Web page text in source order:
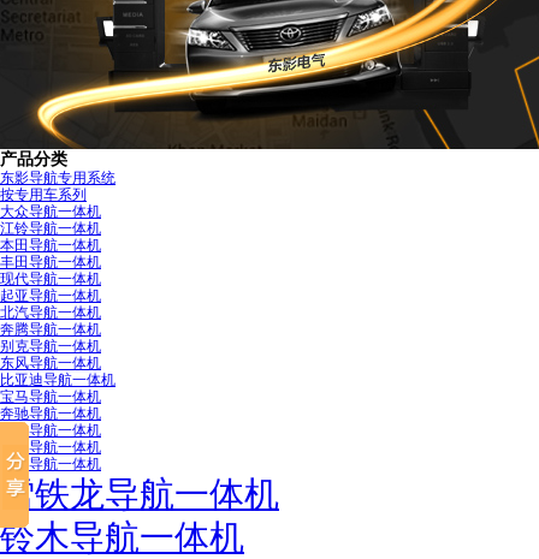
产品分类
东影导航专用系统
按专用车系列
大众导航一体机
江铃导航一体机
本田导航一体机
丰田导航一体机
现代导航一体机
起亚导航一体机
北汽导航一体机
奔腾导航一体机
别克导航一体机
东风导航一体机
比亚迪导航一体机
宝马导航一体机
奔驰导航一体机
奇瑞导航一体机
吉利导航一体机
莲花导航一体机
雪铁龙导航一体机
铃木导航一体机